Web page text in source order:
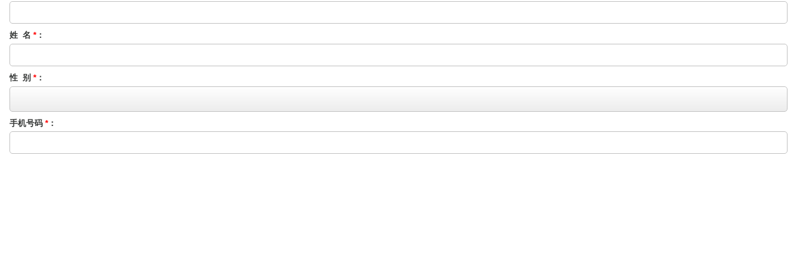
姓 名 *：
性 别 *：
手机号码 *：